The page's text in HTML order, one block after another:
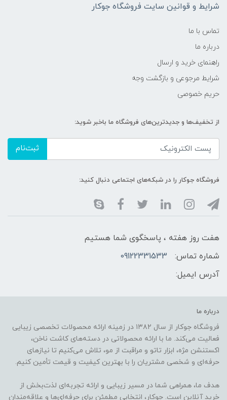
شرایط و قوانین سایت فروشگاه جوکار
تماس با ما
درباره ما
راهنمای خرید و ارسال
شرایط مرجوعی و بازگشت وجه
حریم خصوصی
از تخفیف‌ها و جدیدترین‌های فروشگاه ما باخبر شوید:
ثبت‌نام
فروشگاه جوکار را در شبکه‌های اجتماعی دنبال کنید:
هفت روز هفته ، پاسخگوی شما هستیم
شماره تماس:
09122331533
آدرس ایمیل:
درباره ما
فروشگاه جوکار از سال ۱۳۸۲ در زمینه ارائه محصولات تخصصی زیبایی
فعالیت می‌کند. ما با ارائه محصولاتی در دسته‌های کاشت ناخن،
اکستنشن مژه، ابزار تاتو و مراقبت از مو، تلاش می‌کنیم تا نیازهای
حرفه‌ای و شخصی مشتریان را با بهترین کیفیت و قیمت تأمین کنیم.
هدف ما، همراهی شما در مسیر زیبایی و ارائه تجربه‌ای لذت‌بخش از
خرید آنلاین است. جوکار، انتخابی مطمئن برای حرفه‌ای‌ها و علاقه‌مندان